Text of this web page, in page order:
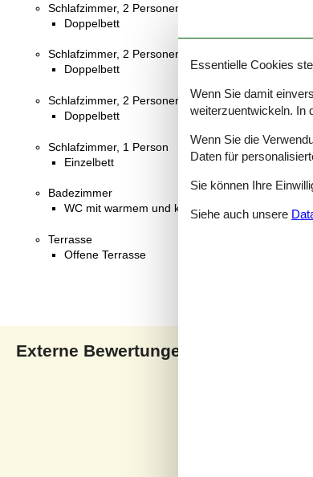
Schlafzimmer, 2 Personen
Doppelbett
Schlafzimmer, 2 Personen
Doppelbett
Schlafzimmer, 2 Personen
Doppelbett
Schlafzimmer, 1 Person
Einzelbett
Badezimmer
WC mit warmem und kaltem Wasser, Dusche
Terrasse
Offene Terrasse
Externe Bewertungen
Essentielle Cookies
Wenn Sie damit
weiterzuentwickeln. In
Wenn Sie die
Daten für
Sie können Ihre
Siehe auch unsere